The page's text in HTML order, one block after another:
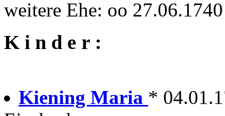
weitere Ehe: oo
K i n d e r :
Kiening Maria *